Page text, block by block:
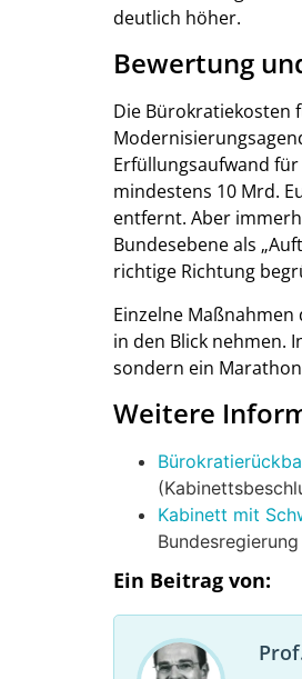
deutlich höher.
Bewertung
Die Bürokratiekosten
Erfüllungsaufwand
mindestens 10 Mrd.
entfernt. Aber
Bundesebene als
richtige Richtung
Einzelne
in den Blick nehmen.
sondern ein
Weitere
Kabinett mit
Bundesregierung
Ein Beitrag von: